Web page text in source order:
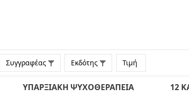
Συγγραφέας Εκδότης Τιμή
ΥΠΑΡΞΙΑΚΗ ΨΥΧΟΘΕΡΑΠΕΙΑ 12